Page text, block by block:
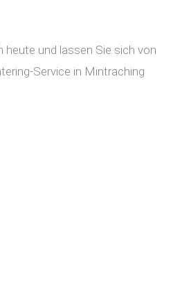
heute und lassen Sie sich von
Service in Mintraching